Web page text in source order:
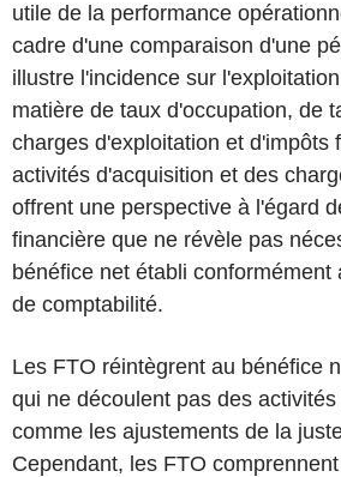
utile de la performance
cadre d'une comparaison d'une
illustre l'incidence sur
matière de taux d'occupation, de
charges d'exploitation et d'impôts
activités d'acquisition et des
offrent une perspective à l'égard
financière que ne révèle pas
bénéfice net établi conformément
de comptabilité.
Les FTO réintègrent au bénéfice
qui ne découlent pas des
comme les ajustements de la
Cependant, les FTO